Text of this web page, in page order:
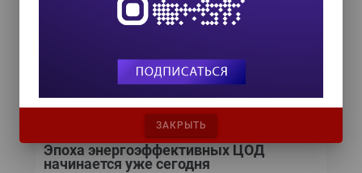
Там, где оптика не пройдет,
появлением решений,
поддерживающих 5 и 10 Гбит/с,
становится возможной
полноценная замена оптики на
отдельных участках.
Эпоха энергоэффективных ЦОД
начинается уже сегодня
ЗАКРЫТЬ